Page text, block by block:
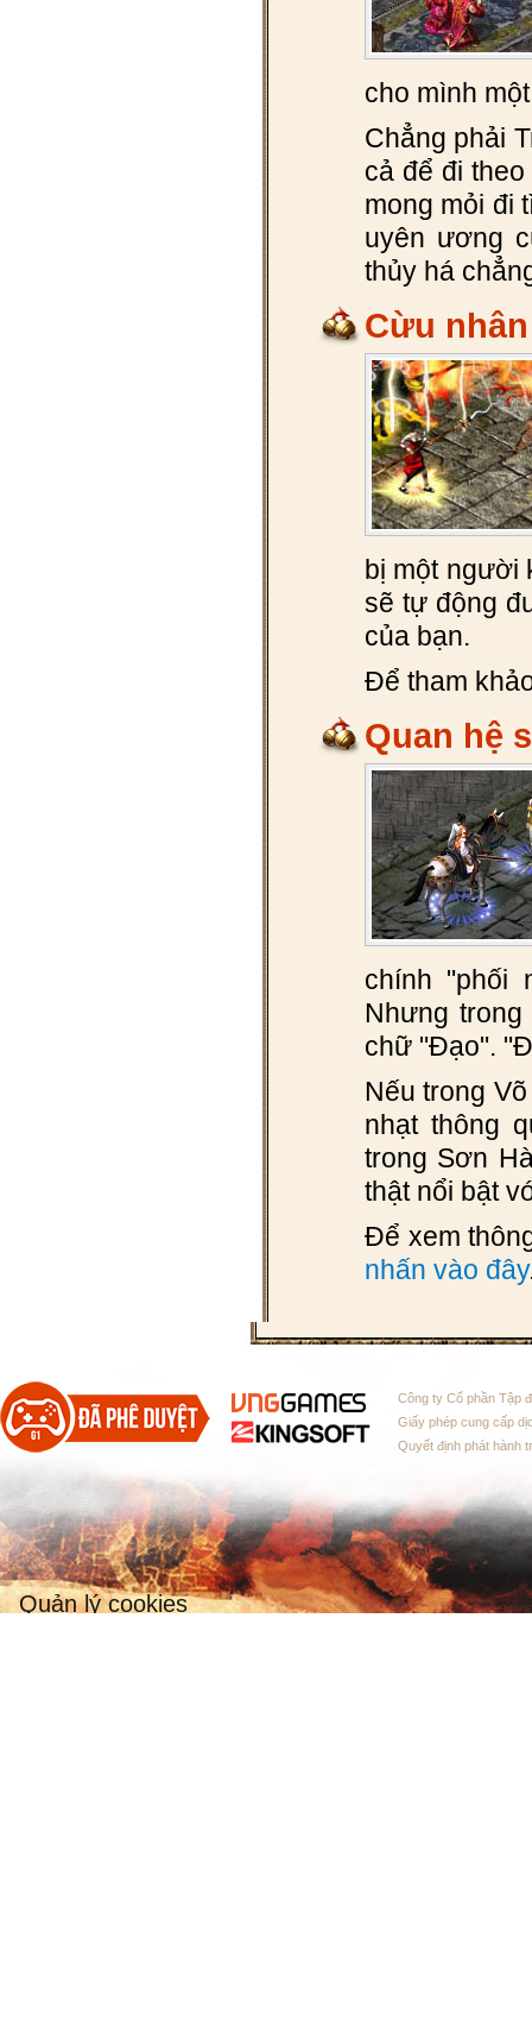
cho mình
Chẳng phải
cả để đi
mong mỏi đi
uyên ương
thủy há
Cừu
bị một người
sẽ tự động
của bạn.
Để tham
Quan hệ
chính "phối
Nhưng
chữ "Đạo".
Nếu trong
nhạt thông
trong Sơn
thật nổi bật
Để xem
nhấn vào đây
Công ty Cổ phần Tập
Giấy phép cung cấp
Quyết định phát hành
Quản lý cookies